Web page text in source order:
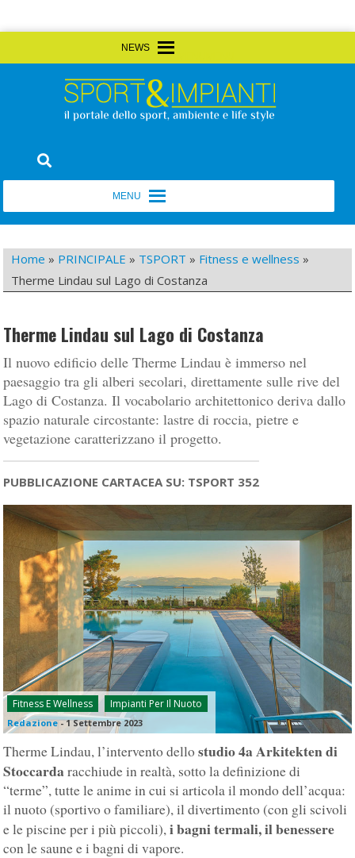
to
Sport&Impianti
Home » PRINCIPALE » TSPORT » Fitness e wellness »
Therme Lindau sul Lago di Costanza
Therme Lindau sul Lago di Costanza
Il nuovo edificio delle Therme Lindau è immerso nel
paesaggio tra gli alberi secolari, direttamente sulle rive del
Lago di Costanza. Il vocabolario architettonico deriva dallo
spazio naturale circostante: lastre di roccia, pietre e
vegetazione caratterizzano il progetto.
PUBBLICAZIONE CARTACEA SU: TSPORT 352
Fitness E Wellness Impianti Per Il Nuoto
Redazione-1 Settembre 2023
Therme Lindau, l’intervento dellostudio 4a Arkitekten di
Stoccarda racchiude in realtà, sotto la definizione di
“terme”, tutte le anime in cui si articola il mondo dell’acqua:
il nuoto (sportivo o familiare), il divertimento (con gli scivoli
e le piscine per i più piccoli),i bagni termali, il benessere
con le saune e i bagni di vapore.